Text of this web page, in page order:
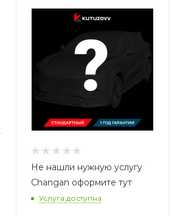
Не нашли нужную услугу
Changan оформите тут
Услуга доступна